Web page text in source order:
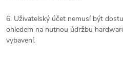
6. Uživatelský účet nemusí být
ohledem na nutnou údržbu
vybavení.